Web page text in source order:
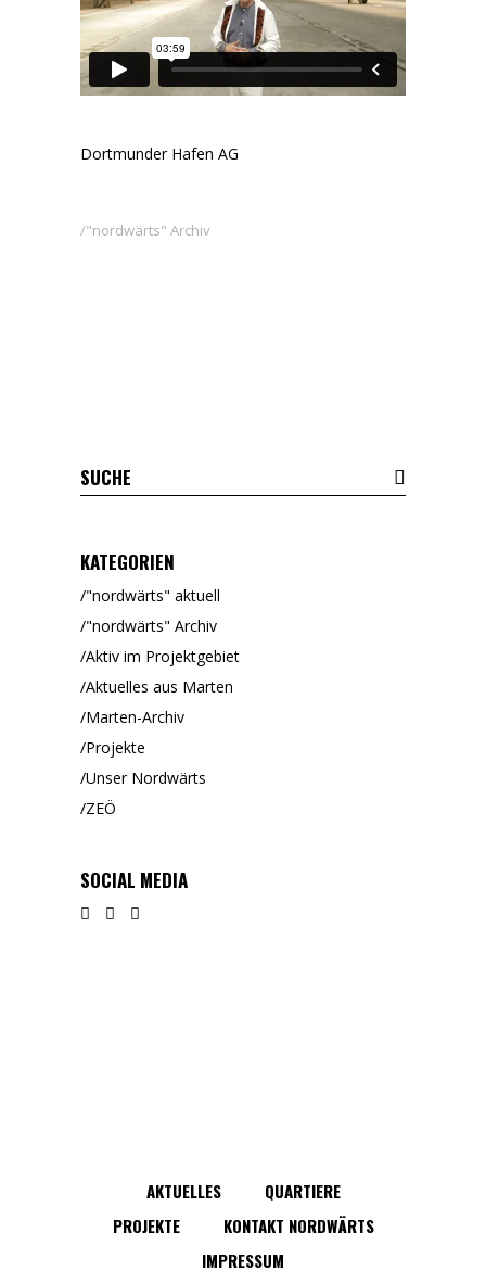
Dortmunder Hafen AG
"nordwärts" Archiv
KATEGORIEN
"nordwärts" aktuell
"nordwärts" Archiv
Aktiv im Projektgebiet
Aktuelles aus Marten
Marten-Archiv
Projekte
Unser Nordwärts
ZEÖ
SOCIAL MEDIA
AKTUELLES
QUARTIERE
PROJEKTE
KONTAKT NORDWÄRTS
IMPRESSUM